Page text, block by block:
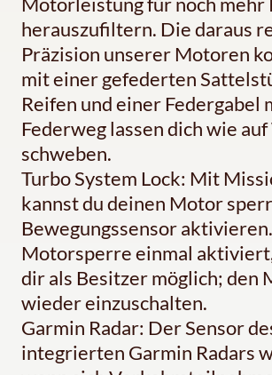
herauszufiltern. Die daraus
Präzision unserer Motoren
mit einer gefederten
Reifen und einer Federgabel
Federweg lassen dich wie
schweben.
Turbo System Lock: Mit
kannst du deinen Motor
Bewegungssensor
Motorsperre einmal
dir als Besitzer möglich; den
wieder einzuschalten.
Garmin Radar: Der Sensor
integrierten Garmin Radars